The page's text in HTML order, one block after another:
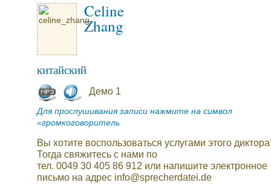
Celine
Zhang
китайский
Демо 1
Для прослушивания записи нажмите на символ
«громкоговоритель
Вы хотите воспользоваться услугами этого
Тогда свяжитесь с нами по
тел. 0049 30 405 86 912 или напишите электронное
письмо на адрес info@sprecherdatei.de